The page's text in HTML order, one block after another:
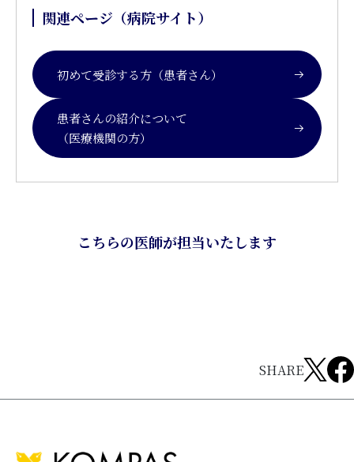
関連ページ（病院サイト）
初めて受診する方（患者さん）
患者さんの紹介について
（医療機関の方）
こちらの医師が担当いたします
SHARE